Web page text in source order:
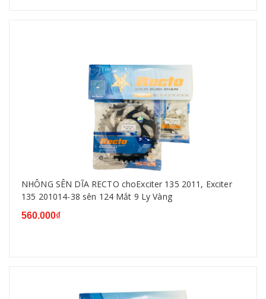
NHÔNG SÊN DĨA RECTO choExciter 135 2011, Exciter
135 201014-38 sên 124 Mắt 9 Ly Vàng
560.000₫